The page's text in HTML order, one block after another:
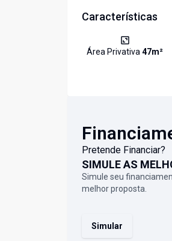
Características
Área Privativa47m²
Pretende Financiar?
SIMULE AS
Simule seu
melhor proposta.
Simular